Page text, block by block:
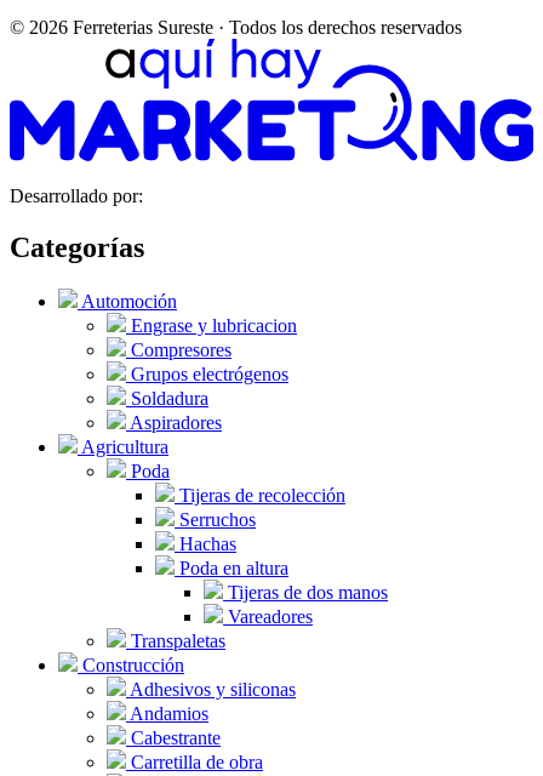
© 2026 Ferreterias Sureste · Todos los derechos reservados
Desarrollado por:
Categorías
Automoción
Engrase y lubricacion
Compresores
Grupos electrógenos
Soldadura
Aspiradores
Agricultura
Poda
Tijeras de recolección
Serruchos
Hachas
Poda en altura
Tijeras de dos manos
Vareadores
Transpaletas
Construcción
Adhesivos y siliconas
Andamios
Cabestrante
Carretilla de obra